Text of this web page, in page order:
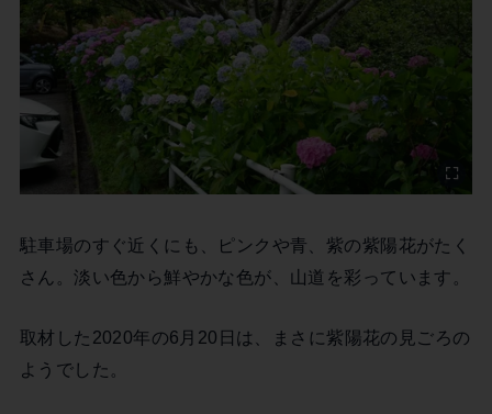
駐車場のすぐ近くにも、ピンクや青、紫の紫陽花がたく
さん。淡い色から鮮やかな色が、山道を彩っています。
取材した2020年の6月20日は、まさに紫陽花の見ごろの
ようでした。